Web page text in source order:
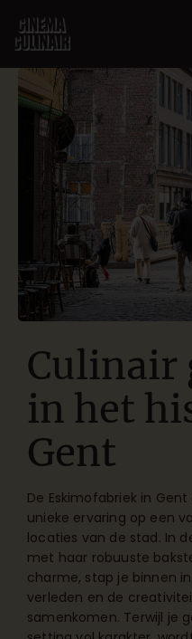
Culinair
in het
Gent
De Eskimofabriek in
unieke ervaring op een
locaties van de stad. In
met haar robuuste
charme, stap je binnen
verleden en de
samenkomen. Terwijl je